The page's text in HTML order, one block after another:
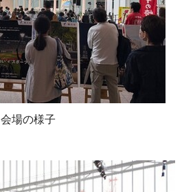
会場の様子